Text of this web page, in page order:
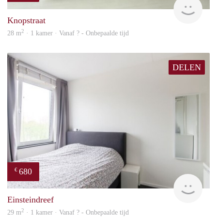
Knopstraat
28 m2 · 1 kamer · Vanaf ? - Onbepaalde tijd
DELEN
€ 680
Einsteindreef
29 m2 · 1 kamer · Vanaf ? - Onbepaalde tijd